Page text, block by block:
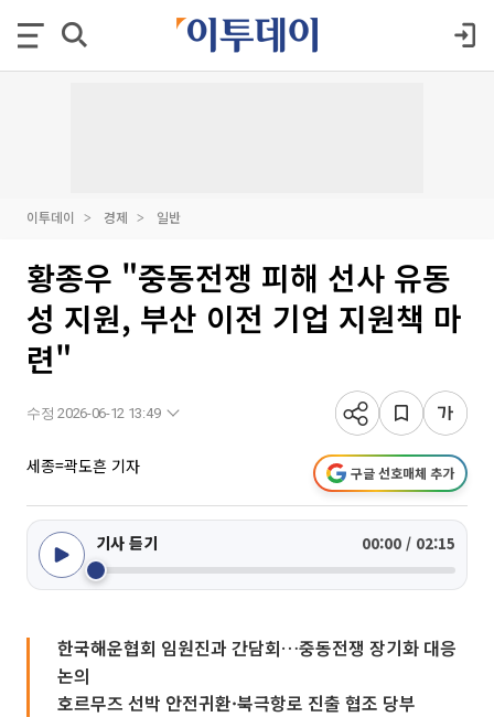
이투데이 경제 일반
황종우 "중동전쟁 피해 선사 유동
성 지원, 부산 이전 기업 지원책 마
련"
수정 2026-06-12 13:49
세종=곽도흔 기자 구글 선호매체 추가
기사 듣기 00:00 / 02:15
한국해운협회 임원진과 간담회…중동전쟁 장기화 대응
논의
호르무즈 선박 안전귀환·북극항로 진출 협조 당부